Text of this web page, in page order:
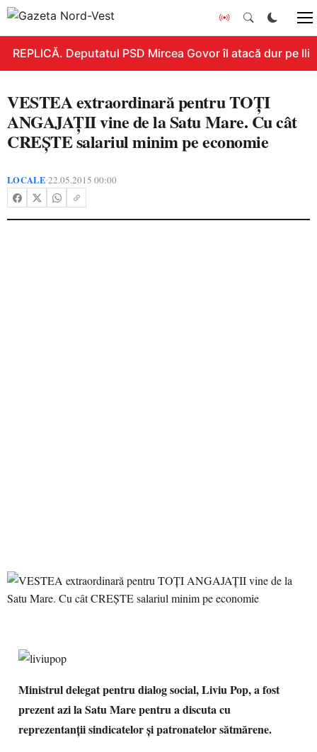
REPLICĂ. Deputatul PSD Mircea Govor îl atacă dur pe
VESTEA extraordinară pentru TOŢI
ANGAJAŢII vine de la Satu Mare. Cu cât
CREŞTE salariul minim pe economie
LOCALE•22.05.2015 00:00
Ministrul delegat pentru dialog social, Liviu Pop, a fost
prezent azi la Satu Mare pentru a discuta cu
reprezentanţii sindicatelor şi patronatelor sătmărene.